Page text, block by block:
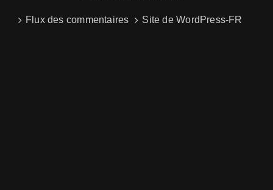
Flux des commentaires Site de WordPress-FR